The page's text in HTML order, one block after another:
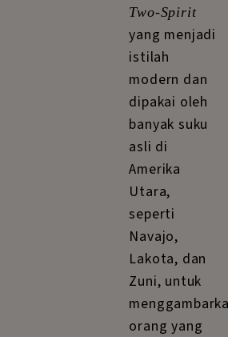
Two-Spirit
yang menjadi
istilah
modern dan
dipakai oleh
banyak suku
asli di
Amerika
Utara,
seperti
Navajo,
Lakota, dan
Zuni, untuk
orang yang